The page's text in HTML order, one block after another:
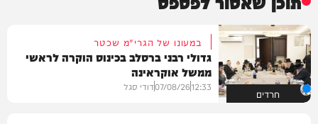
חרדים
במעונו של הגרי"מ שכטר
גדולי רבני ברסלב בכינוס הוקרה לראשי
ממשל אוקראינה
12:33
07/08/26דודי סגל